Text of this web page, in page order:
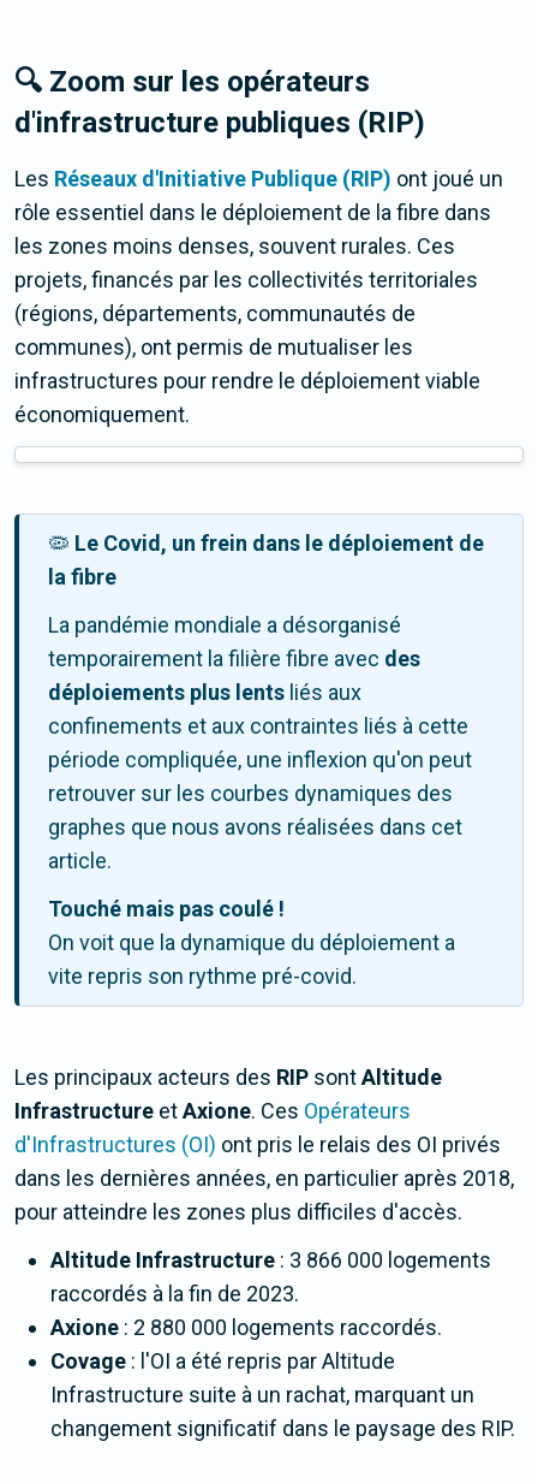
🔍 Zoom sur les opérateurs
d'infrastructure publiques (RIP)
Les Réseaux d'Initiative Publique (RIP) ont joué un
rôle essentiel dans le déploiement de la fibre dans
les zones moins denses, souvent rurales. Ces
projets, financés par les collectivités territoriales
(régions, départements, communautés de
communes), ont permis de mutualiser les
infrastructures pour rendre le déploiement viable
économiquement.
🦠 Le Covid, un frein dans le déploiement de
la fibre
La pandémie mondiale a désorganisé
temporairement la filière fibre avec des
déploiements plus lents liés aux
confinements et aux contraintes liés à cette
période compliquée, une inflexion qu'on peut
retrouver sur les courbes dynamiques des
graphes que nous avons réalisées dans cet
article.
Touché mais pas coulé !
On voit que la dynamique du déploiement a
vite repris son rythme pré-covid.
Les principaux acteurs des RIP sontAltitude
Infrastructure etAxione. Ces Opérateurs
d'Infrastructures (OI) ont pris le relais des OI privés
dans les dernières années, en particulier après 2018,
pour atteindre les zones plus difficiles d'accès.
Altitude Infrastructure : 3 866 000 logements
raccordés à la fin de 2023.
Axione : 2 880 000 logements raccordés.
Covage : l'OI a été repris par Altitude
Infrastructure suite à un rachat, marquant un
changement significatif dans le paysage des RIP.